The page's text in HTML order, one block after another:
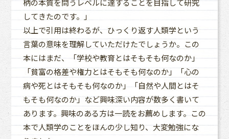
柄の本質を問うレベルに達することを目指して研究
してきたのです。」
以上で引用は終わるが、ひっくり返す人類学という
言葉の意味を理解していただけたでしょうか。この
本にはまだ、「学校や教育とはそもそも何なのか」
「貧富の格差や権力とはそもそも何なのか」「心の
病や死とはそもそも何なのか」「自然や人間とはそ
もそも何なのか」など興味深い内容が数多く書いて
あります。興味のある方は一読をお薦めします。この
本で人類学のことをほんの少し知り、大変勉強にな